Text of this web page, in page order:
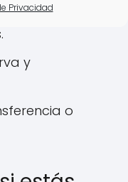
Privacidady sus
y
o